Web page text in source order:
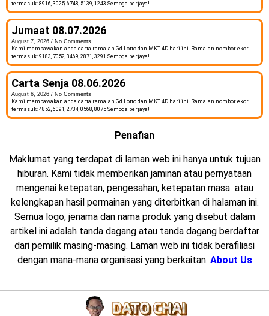
termasuk: 8916, 3025, 6748, 5139, 1243 Semoga berjaya!
Jumaat 08.07.2026
August 7, 2026
No Comments
Kami membawakan anda carta ramalan Gd Lotto dan MKT 4D hari ini. Ramalan nombor ekor
termasuk: 9183, 7052, 3469, 2871, 3291 Semoga berjaya!
Carta Senja 08.06.2026
August 6, 2026
No Comments
Kami membawakan anda carta ramalan Gd Lotto dan MKT 4D hari ini. Ramalan nombor ekor
termasuk: 4852, 6091, 2734, 0568, 8075 Semoga berjaya!
Penafian
Maklumat yang terdapat di laman web ini hanya untuk tujuan
hiburan. Kami tidak memberikan jaminan atau pernyataan
mengenai ketepatan, pengesahan, ketepatan masa atau
kelengkapan hasil permainan yang diterbitkan di halaman ini.
Semua logo, jenama dan nama produk yang disebut dalam
artikel ini adalah tanda dagang atau tanda dagang berdaftar
dari pemilik masing-masing. Laman web ini tidak berafiliasi
dengan mana-mana organisasi yang berkaitan. About Us